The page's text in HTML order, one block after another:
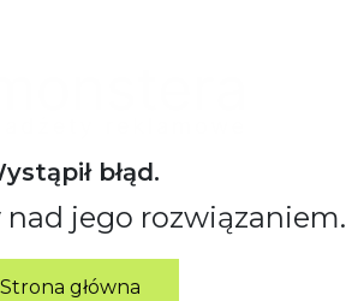
błąd.
jego rozwiązaniem.
Strona główna